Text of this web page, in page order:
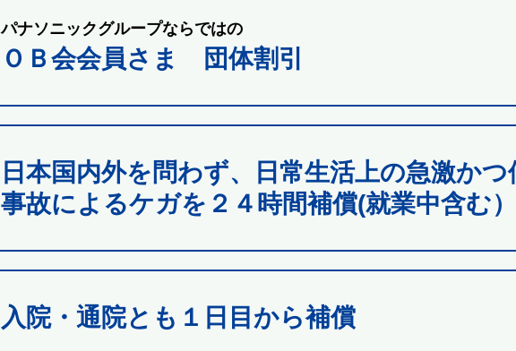
パナソニックグループならではの
ＯＢ会会員さま 団体割引
日本国内外を問わず、日常生活上の急激か
事故によるケガを２４時間補償(就業中含む）
入院・通院とも１日目から補償